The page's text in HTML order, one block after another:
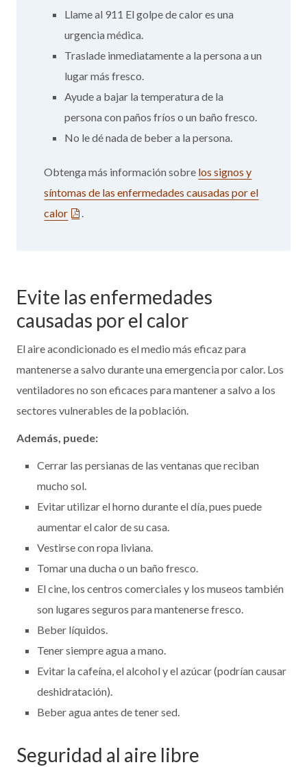
Llame al 911 El golpe de calor es una
urgencia médica.
Traslade inmediatamente a la persona a un
lugar más fresco.
Ayude a bajar la temperatura de la
persona con paños fríos o un baño fresco.
No le dé nada de beber a la persona.
Obtenga más información sobre los signos y
síntomas de las enfermedades causadas por el
calor
Evite las enfermedades
causadas por el calor
El aire acondicionado es el medio más eficaz para
mantenerse a salvo durante una emergencia por calor. Los
ventiladores no son eficaces para mantener a salvo a los
sectores vulnerables de la población.
Además, puede:
Cerrar las persianas de las ventanas que reciban
mucho sol.
Evitar utilizar el horno durante el día, pues puede
aumentar el calor de su casa.
Vestirse con ropa liviana.
Tomar una ducha o un baño fresco.
El cine, los centros comerciales y los museos también
son lugares seguros para mantenerse fresco.
Beber líquidos.
Tener siempre agua a mano.
Evitar la cafeína, el alcohol y el azúcar (podrían causar
deshidratación).
Beber agua antes de tener sed.
Seguridad al aire libre